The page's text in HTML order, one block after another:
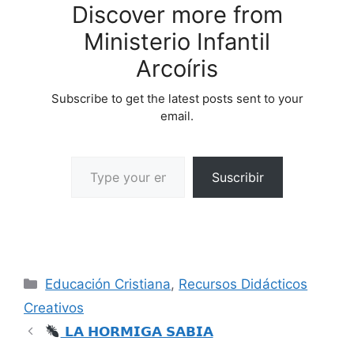
Discover more from
Ministerio Infantil
Arcoíris
Subscribe to get the latest posts sent to your
email.
Suscribir
Educación Cristiana, Recursos Didácticos
Creativos
𝗟𝗔 𝗛𝗢𝗥𝗠𝗜𝗚𝗔 𝗦𝗔𝗕𝗜𝗔